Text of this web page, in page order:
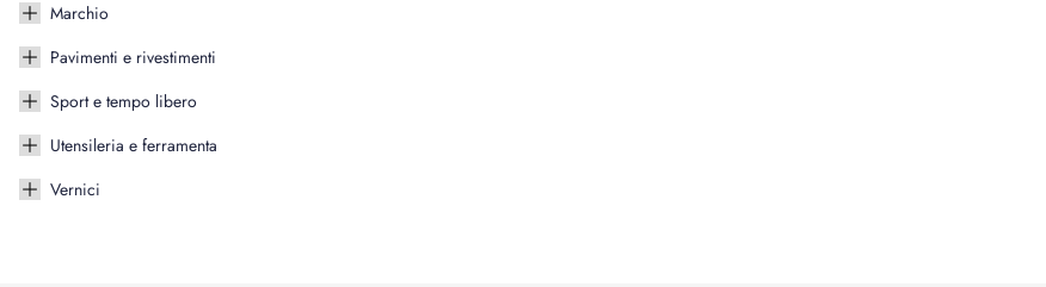
Marchio
Pavimenti e rivestimenti
Sport e tempo libero
Utensileria e ferramenta
Vernici